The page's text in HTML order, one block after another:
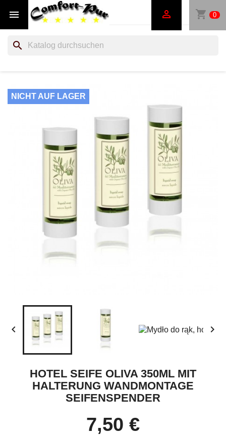
 shopping_cart 0

search
NICHT AUF LAGER
 
HOTEL SEIFE OLIVA 350ML MIT
HALTERUNG WANDMONTAGE
SEIFENSPENDER
7,50 €